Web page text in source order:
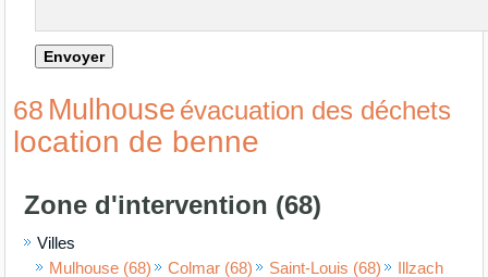
68 Mulhouse évacuation des déchets
location de benne
Zone d'intervention (68)
Villes
Mulhouse (68)
Colmar (68) Saint-Louis (68)
Illzach